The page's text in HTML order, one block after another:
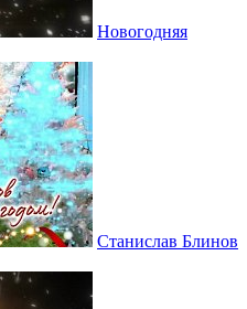
Новогодняя
Станислав Блинов